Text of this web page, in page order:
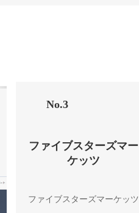
No.3
ファイブスターズマー
ケッツ
ファイブスターズマーケッツ